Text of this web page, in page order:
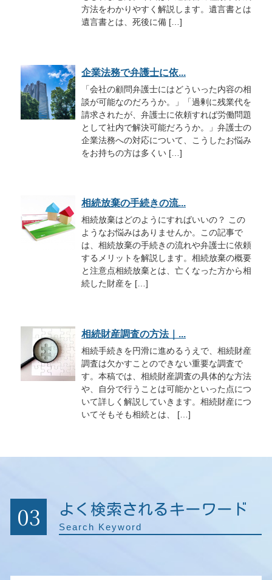
方法をわかりやすく解説します。遺言書とは
遺言書とは、死後に備 […]
企業法務で弁護士に依...
「会社の顧問弁護士にはどういった内容の相
談が可能なのだろうか。」「過剰に残業代を
請求されたが、弁護士に依頼すれば労働問題
として社内で解決可能だろうか。」弁護士の
企業法務への対応について、こうしたお悩み
をお持ちの方は多くい […]
相続放棄の手続きの流...
相続放棄はどのようにすればいいの？ この
ようなお悩みはありませんか。この記事で
は、相続放棄の手続きの流れや弁護士に依頼
するメリットを解説します。相続放棄の概要
と注意点相続放棄とは、亡くなった方から相
続した財産を […]
相続財産調査の方法｜...
相続手続きを円滑に進めるうえで、相続財産
調査は欠かすことのできない重要な調査で
す。本稿では、相続財産調査の具体的な方法
や、自分で行うことは可能かといった点につ
いて詳しく解説していきます。相続財産につ
いてそもそも相続とは、 […]
03 よく検索されるキーワード
Search Keyword